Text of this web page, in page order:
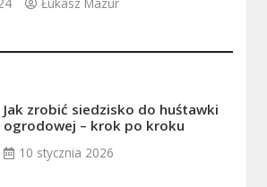
Łukasz Mazur
Jak zrobić siedzisko do huśtawki
ogrodowej – krok po kroku
10 stycznia 2026